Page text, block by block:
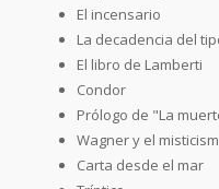
El incensario
La decadencia del
El libro de Lamberti
Condor
Prólogo de "La
Wagner y el
Carta desde el mar